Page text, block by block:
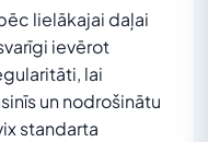
lielākajai daļai
ievērot
lai
un nodrošinātu
standarta